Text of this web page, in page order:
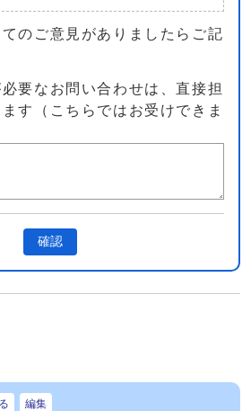
のご意見がありましたらご記
必要なお問い合わせは、直接担
す（こちらではお受けできま
確認
編集